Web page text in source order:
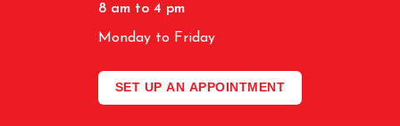
8 am to 4 pm
Monday to Friday
SET UP AN APPOINTMENT